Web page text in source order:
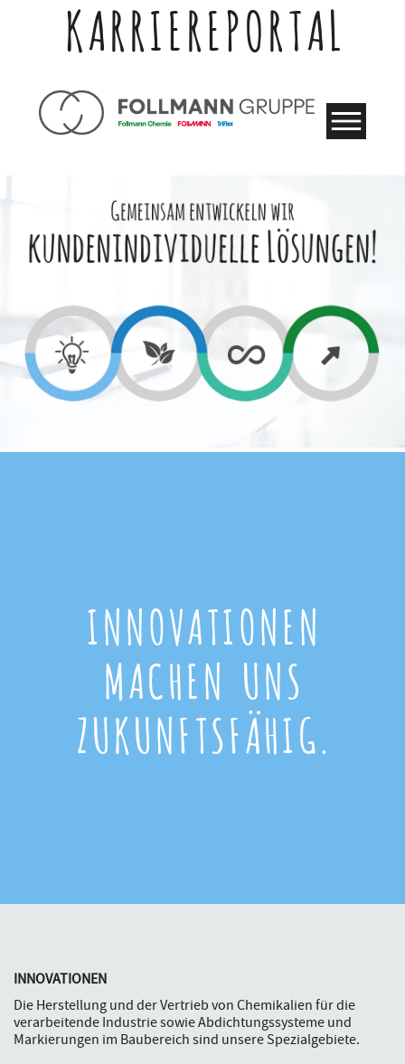
KARRIEREPORTAL
INNOVATIONEN
MACHEN UNS
ZUKUNFTSFÄHIG.
INNOVATIONEN
Die Herstellung und der Vertrieb von Chemikalien für die
verarbeitende Industrie sowie Abdichtungssysteme und
Markierungen im Baubereich sind unsere Spezialgebiete.